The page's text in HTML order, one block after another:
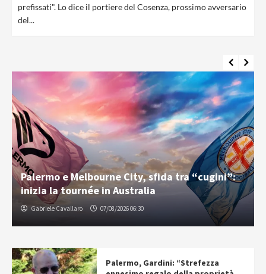
prefissati". Lo dice il portiere del Cosenza, prossimo avversario
del...
Palermo e Melbourne City, sfida tra “cugini”:
inizia la tournée in Australia
Gabriele Cavallaro 07/08/2026 06:30
Palermo, Gardini: “Strefezza